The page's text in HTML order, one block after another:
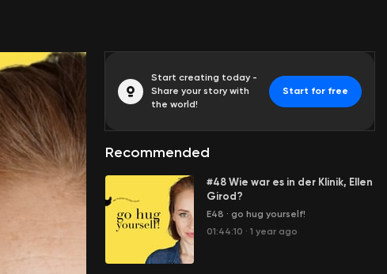
Start creating today -
Share your story with
the world!
Start for free
Recommended
#48 Wie war es in der Klinik, Ellen
Girod?
E48 · go hug yourself!
01:44:10 · 1 year ago